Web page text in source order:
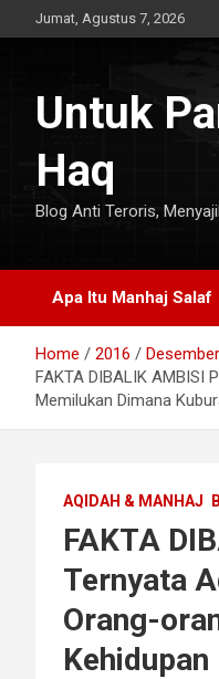
to
Jumat, Agustus 7, 2026
Untuk
Haq
Blog Anti Teroris,
Apa Itu Manhaj Salaf
Home 2016 Desember
FAKTA DIBALIK AMBISI
Memilukan Dimana
AQIDAH & MANHAJ
FAKTA
Ternyata
Orang-